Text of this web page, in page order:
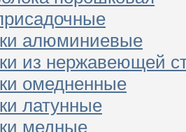
алюминиевые
из нержавеющей
омедненные
латунные
медные